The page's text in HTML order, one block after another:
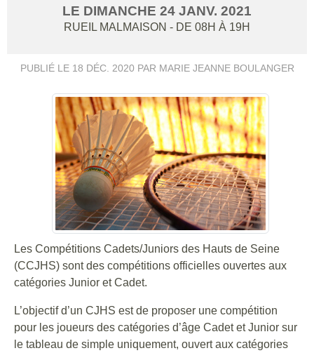
LE DIMANCHE 24 JANV. 2021
RUEIL MALMAISON - DE 08H À 19H
PUBLIÉ LE 18 DÉC. 2020 PAR MARIE JEANNE BOULANGER
Les Compétitions Cadets/Juniors des Hauts de Seine
(CCJHS) sont des compétitions officielles ouvertes aux
catégories Junior et Cadet.
L’objectif d’un CJHS est de proposer une compétition
pour les joueurs des catégories d’âge Cadet et Junior sur
le tableau de simple uniquement, ouvert aux catégories